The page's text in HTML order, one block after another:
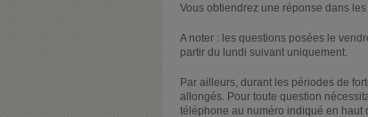
Vous obtiendrez une réponse dans les
A noter : les questions posées le
partir du lundi suivant uniquement.
Par ailleurs, durant les périodes de
allongés. Pour toute question
téléphone au numéro indiqué en haut